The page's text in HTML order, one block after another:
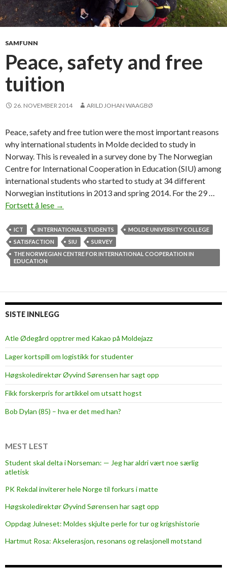
SAMFUNN
Peace, safety and free
tuition
26. NOVEMBER 2014 ARILD JOHAN WAAGBØ
Peace, safety and free tution were the most important reasons
why international students in Molde decided to study in
Norway. This is revealed in a survey done by The Norwegian
Centre for International Cooperation in Education (SIU) among
international students who started to study at 34 different
Norwegian institutions in 2013 and spring 2014. For the 29 …
Fortsett å lese P
a
e
,
a
f
e
y
a
n
d
f
r
e
i
n
→
ICT INTERNATIONAL STUDENTS
MOLDE UNIVERSITY COLLEGE
SATISFACTION
SIU
SURVEY
THE NORWEGIAN CENTRE FOR INTERNATIONAL COOPERATION IN
EDUCATION
SISTE INNLEGG
Atle Ødegård opptrer med Kakao på Moldejazz
Lager kortspill om logistikk for studenter
Høgskoledirektør Øyvind Sørensen har sagt opp
Fikk forskerpris for artikkel om utsatt hogst
Bob Dylan (85) – hva er det med han?
MEST LEST
Student skal delta i Norseman: — Jeg har aldri vært noe særlig
atletisk
PK Rekdal inviterer hele Norge til forkurs i matte
Høgskoledirektør Øyvind Sørensen har sagt opp
Oppdag Julneset: Moldes skjulte perle for tur og krigshistorie
Hartmut Rosa: Akselerasjon, resonans og relasjonell motstand